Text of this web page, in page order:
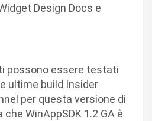
Design Docs e
possono essere testati
ultime build Insider
per questa versione di
WinAppSDK 1.2 GA è